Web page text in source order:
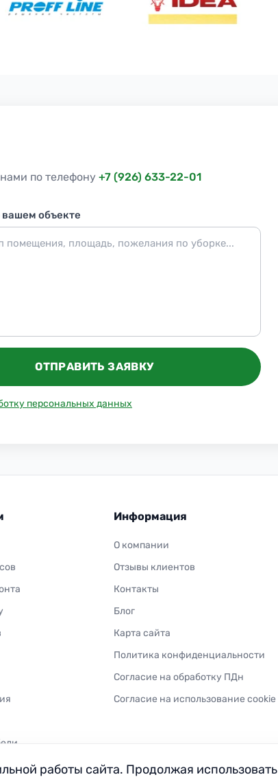
по телефону +7 (926) 633-22-01
объекте
ОТПРАВИТЬ ЗАЯВКУ
персональных данных
Информация
О компании
Отзывы клиентов
Контакты
Блог
Карта сайта
Политика конфиденциальности
Согласие на обработку ПДн
Согласие на использование cookie
работы сайта. Продолжая использовать